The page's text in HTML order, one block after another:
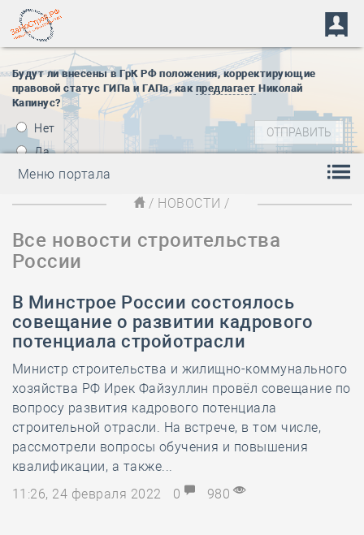
Будут ли внесены в ГрК РФ положения, корректирующие
правовой статус ГИПа и ГАПа, как предлагает Николай
Капинус?
Нет
Да
Меню портала
/ НОВОСТИ /
Все новости строительства
России
В Минстрое России состоялось
совещание о развитии кадрового
потенциала стройотрасли
Министр строительства и жилищно-коммунального
хозяйства РФ Ирек Файзуллин провёл совещание по
вопросу развития кадрового потенциала
строительной отрасли. На встрече, в том числе,
рассмотрели вопросы обучения и повышения
квалификации, а также...
11:26, 24 февраля 2022
0 980